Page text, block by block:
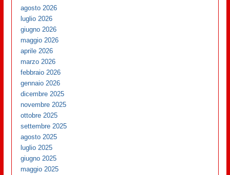
agosto 2026
luglio 2026
giugno 2026
maggio 2026
aprile 2026
marzo 2026
febbraio 2026
gennaio 2026
dicembre 2025
novembre 2025
ottobre 2025
settembre 2025
agosto 2025
luglio 2025
giugno 2025
maggio 2025